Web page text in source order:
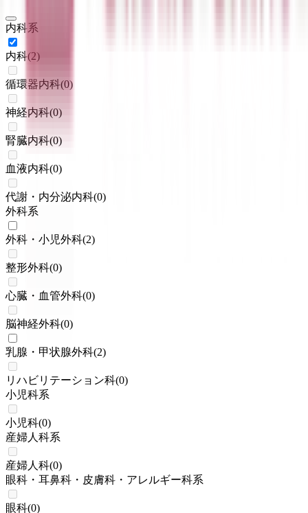
内科系
内科(2)
循環器内科(0)
神経内科(0)
腎臓内科(0)
血液内科(0)
代謝・内分泌内科(0)
外科系
外科・小児外科(2)
整形外科(0)
心臓・血管外科(0)
脳神経外科(0)
乳腺・甲状腺外科(2)
リハビリテーション科(0)
小児科系
小児科(0)
産婦人科系
産婦人科(0)
眼科・耳鼻科・皮膚科・アレルギー科系
眼科(0)